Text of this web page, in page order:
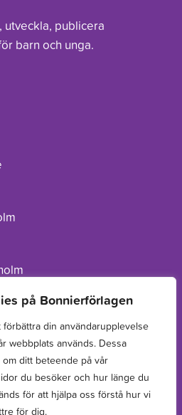
på Bonnierförlagen
din användarupplevelse
webbplats används. Dessa
ditt beteende på vår
du besöker och hur länge du
för att hjälpa oss förstå hur vi
för dig.
publicera
barn och unga.
Cookies